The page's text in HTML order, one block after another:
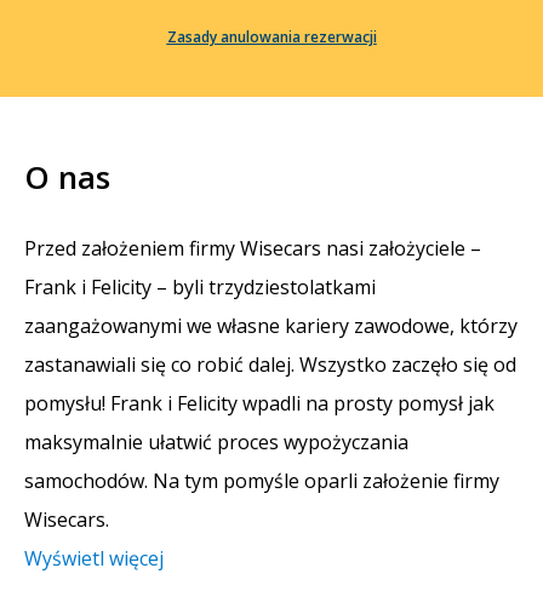
Zasady anulowania rezerwacji
O nas
Przed założeniem firmy Wisecars nasi założyciele –
Frank i Felicity – byli trzydziestolatkami
zaangażowanymi we własne kariery zawodowe, którzy
zastanawiali się co robić dalej. Wszystko zaczęło się od
pomysłu! Frank i Felicity wpadli na prosty pomysł jak
maksymalnie ułatwić proces wypożyczania
samochodów. Na tym pomyśle oparli założenie firmy
Wisecars.
Wyświetl więcej